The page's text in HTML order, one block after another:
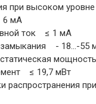
при высоком
6 мА
ток ≤ 1 мА
замыкания - 18...-55
≤ 19,7 мВт
распространения